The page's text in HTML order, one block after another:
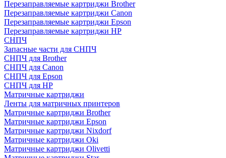
Перезаправляемые картриджи Brother
Перезаправляемые картриджи Canon
Перезаправляемые картриджи Epson
Перезаправляемые картриджи HP
СНПЧ
Запасные части для СНПЧ
СНПЧ для Brother
СНПЧ для Canon
СНПЧ для Epson
СНПЧ для HP
Матричные картриджи
Ленты для матричных принтеров
Матричные картриджи Brother
Матричные картриджи Epson
Матричные картриджи Nixdorf
Матричные картриджи Oki
Матричные картриджи Olivetti